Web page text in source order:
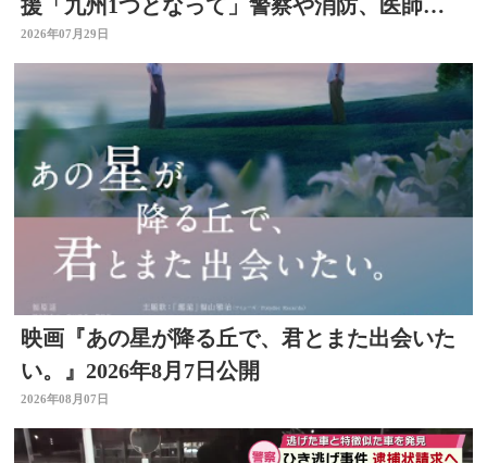
援「九州1つとなって」警察や消防、医師、
看護師、水道局など
2026年07月29日
映画『あの星が降る丘で、君とまた出会いた
い。』2026年8月7日公開
2026年08月07日